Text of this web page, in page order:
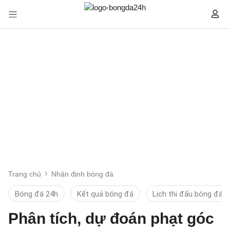
Trang chủ Nhận định bóng đá
Bóng đá 24h Kết quả bóng đá Lịch thi đấu bóng đá
Phân tích, dự đoán phạt góc